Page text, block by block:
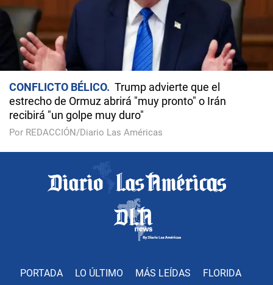
CONFLICTO BÉLICO
Trump advierte que el
estrecho de Ormuz abrirá "muy pronto" o Irán
recibirá "un golpe muy duro"
Por REDACCIÓN/Diario Las Américas
PORTADA LO ÚLTIMO MÁS LEÍDAS FLORIDA